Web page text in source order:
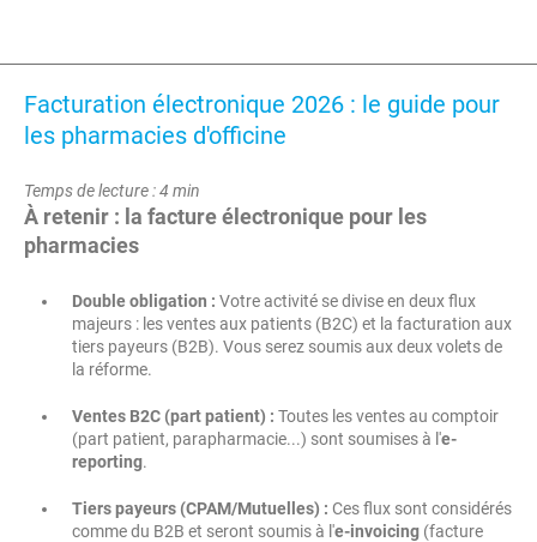
Facturation électronique 2026 : le guide pour
les pharmacies d'officine
Temps de lecture : 4 min
À retenir : la facture électronique pour les
pharmacies
Double obligation : Votre activité se divise en deux flux
majeurs : les ventes aux patients (B2C) et la facturation aux
tiers payeurs (B2B). Vous serez soumis aux deux volets de
la réforme.
Ventes B2C (part patient) : Toutes les ventes au comptoir
(part patient, parapharmacie...) sont soumises à l'e-
reporting.
Tiers payeurs (CPAM/Mutuelles) : Ces flux sont considérés
comme du B2B et seront soumis à l'e-invoicing (facture